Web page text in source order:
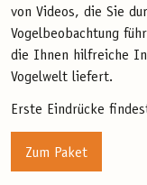
von Videos, die Sie
Vogelbeobachtung
die Ihnen hilfreiche
Vogelwelt liefert.
Erste Eindrücke
Zum Paket